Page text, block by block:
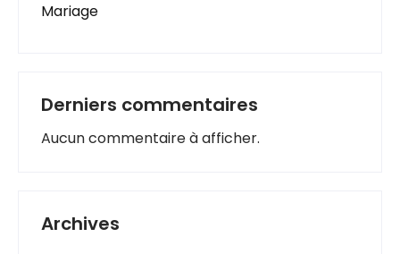
Mariage
Derniers commentaires
Aucun commentaire à afficher.
Archives